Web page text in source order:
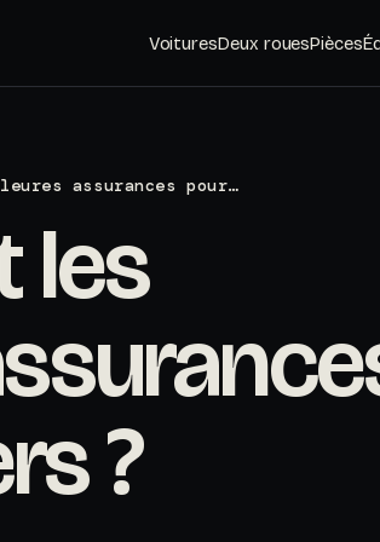
VoituresDeux rouesPièces
assurances pour…
les
?